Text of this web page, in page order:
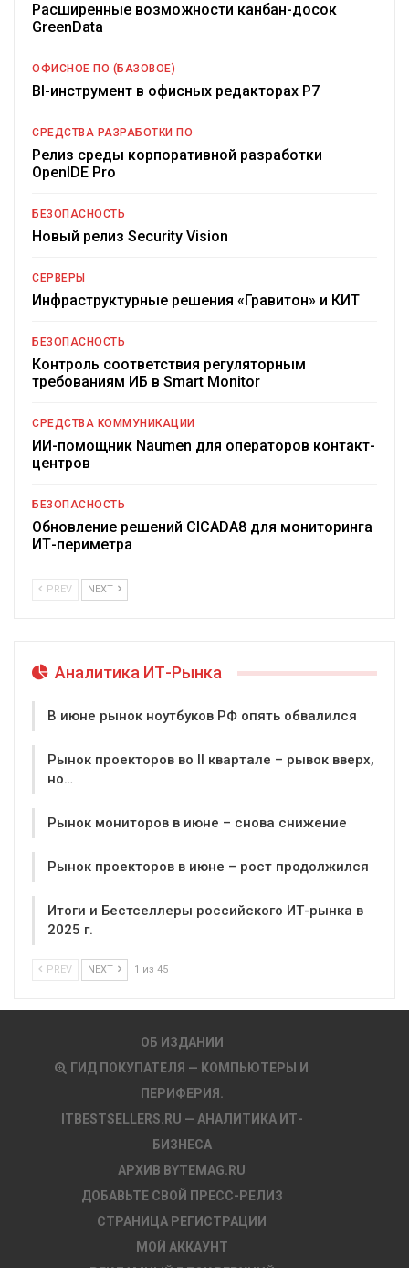
Расширенные возможности канбан-досок
GreenData
ОФИСНОЕ ПО (БАЗОВОЕ)
BI-инструмент в офисных редакторах Р7
СРЕДСТВА РАЗРАБОТКИ ПО
Релиз среды корпоративной разработки
OpenIDE Pro
БЕЗОПАСНОСТЬ
Новый релиз Security Vision
СЕРВЕРЫ
Инфраструктурные решения «Гравитон» и КИТ
БЕЗОПАСНОСТЬ
Контроль соответствия регуляторным
требованиям ИБ в Smart Monitor
СРЕДСТВА КОММУНИКАЦИИ
ИИ-помощник Naumen для операторов контакт-
центров
БЕЗОПАСНОСТЬ
Обновление решений CICADA8 для мониторинга
ИТ-периметра
PREV NEXT
Аналитика ИТ-Рынка
В июне рынок ноутбуков РФ опять обвалился
Рынок проекторов во II квартале – рывок вверх,
но…
Рынок мониторов в июне – снова снижение
Рынок проекторов в июне – рост продолжился
Итоги и Бестселлеры российского ИТ-рынка в
2025 г.
PREV NEXT 1 из 45
ОБ ИЗДАНИИ
ГИД ПОКУПАТЕЛЯ — КОМПЬЮТЕРЫ И
ПЕРИФЕРИЯ.
ITBESTSELLERS.RU — АНАЛИТИКА ИТ-
БИЗНЕСА
АРХИВ BYTEMAG.RU
ДОБАВЬТЕ СВОЙ ПРЕСС-РЕЛИЗ
СТРАНИЦА РЕГИСТРАЦИИ
МОЙ АККАУНТ